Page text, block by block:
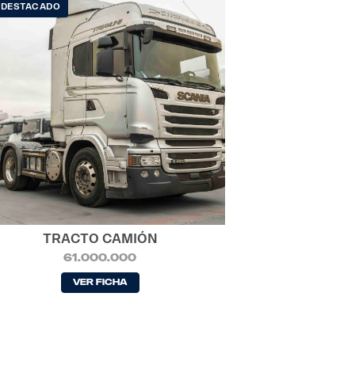
DESTACADO
TRACTO CAMIÓN
61.000.000
Ver Ficha